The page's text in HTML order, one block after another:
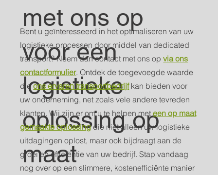
met ons op
voor een
logistieke
oplossing op
maat
Bent u geïnteresseerd in het optimaliseren van uw
logistieke processen door middel van dedicated
transport? Neem dan contact met ons opvia ons
contactformulier. Ontdek de toegevoegde waarde
dieons ervaren transportbedrijfkan bieden voor
uw onderneming, net zoals vele andere tevreden
klanten. Wij zijn er om u te helpen meteen op maat
gemaakte oplossingdie niet alleen uw logistieke
uitdagingen oplost, maar ook bijdraagt aan de
groei en efficiëntie van uw bedrijf. Stap vandaag
nog over op een slimmere, kostenefficiënte manier